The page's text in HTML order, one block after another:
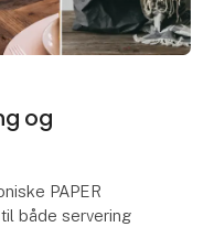
og
PAPER
både servering